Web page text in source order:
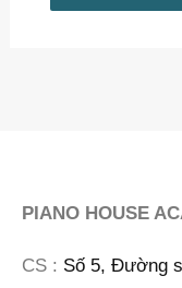
PIANO HOUSE
CS : Số 5, Đường